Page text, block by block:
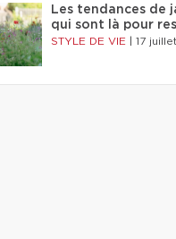
Les tendances de
qui sont là pour
STYLE DE VIE 17